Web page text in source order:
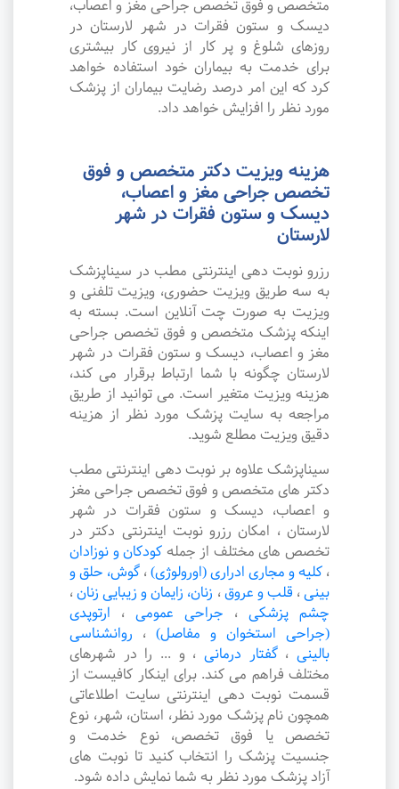
متخصص و فوق تخصص جراحی مغز و اعصاب،
دیسک و ستون فقرات در شهر لارستان در
روزهای شلوغ و پر کار از نیروی کار بیشتری
برای خدمت به بیماران خود استفاده خواهد
کرد که این امر درصد رضایت بیماران از پزشک
مورد نظر را افزایش خواهد داد.
هزینه ویزیت دکتر متخصص و فوق
تخصص جراحی مغز و اعصاب،
دیسک و ستون فقرات در شهر
لارستان
رزرو نوبت دهی اینترنتی مطب در سیناپزشک
به سه طریق ویزیت حضوری، ویزیت تلفنی و
ویزیت به صورت چت آنلاین است. بسته به
اینکه پزشک متخصص و فوق تخصص جراحی
مغز و اعصاب، دیسک و ستون فقرات در شهر
لارستان چگونه با شما ارتباط برقرار می کند،
هزینه ویزیت متغیر است. می توانید از طریق
مراجعه به سایت پزشک مورد نظر از هزینه
دقیق ویزیت مطلع شوید.
سیناپزشک علاوه بر نوبت دهی اینترنتی مطب
دکتر های متخصص و فوق تخصص جراحی مغز
و اعصاب، دیسک و ستون فقرات در شهر
لارستان ، امکان رزرو نوبت اینترنتی دکتر در
تخصص های مختلف از جمله کودکان و نوزادان
، کلیه و مجاری ادراری (اورولوژی)، گوش، حلق و
بینی، قلب و عروق، زنان، زایمان و زیبایی زنان،
چشم پزشکی ، جراحی عمومی ، ارتوپدی
(جراحی استخوان و مفاصل) ، روانشناسی
بالینی ،گفتار درمانی ، و ... را در شهرهای
مختلف فراهم می کند. برای اینکار کافیست از
قسمت نوبت دهی اینترنتی سایت اطلاعاتی
همچون نام پزشک مورد نظر، استان، شهر، نوع
تخصص یا فوق تخصص، نوع خدمت و
جنسیت پزشک را انتخاب کنید تا نوبت های
آزاد پزشک مورد نظر به شما نمایش داده شود.